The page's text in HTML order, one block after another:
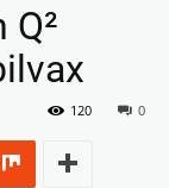
Q²
0
120